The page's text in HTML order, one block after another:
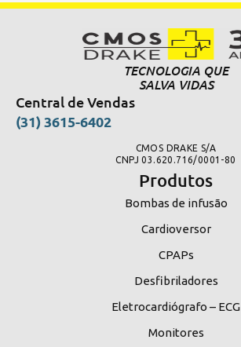
TECNOLOGIA QUE
SALVA VIDAS
Central de Vendas
(31) 3615-6402
CMOS DRAKE S/A
CNPJ 03.620.716/0001-80
Produtos
Bombas de infusão
Cardioversor
CPAPs
Desfibriladores
Eletrocardiógrafo – ECG
Monitores